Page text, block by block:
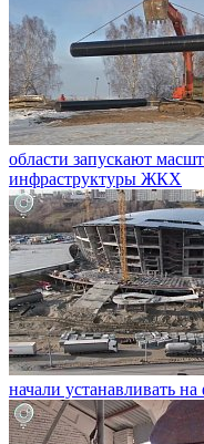
области запускают
инфраструктуры ЖКХ
начали устанавливать